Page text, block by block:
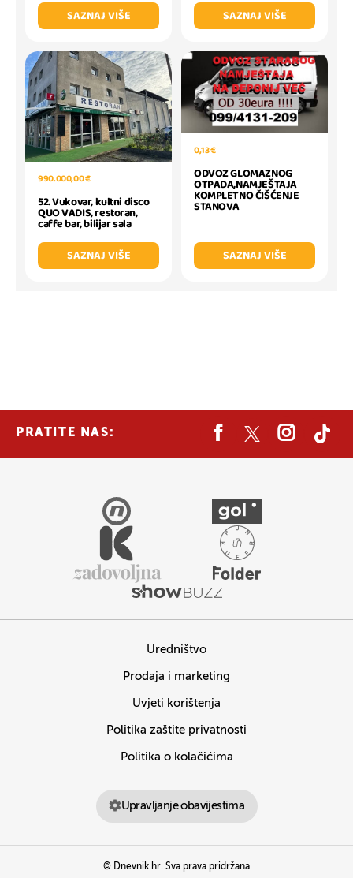
SAZNAJ VIŠE
SAZNAJ VIŠE
990.000,00 €
52. Vukovar, kultni disco
QUO VADIS, restoran,
caffe bar, bilijar sala
SAZNAJ VIŠE
0,13 €
ODVOZ GLOMAZNOG
OTPADA,NAMJEŠTAJA
KOMPLETNO ČIŠĆENJE
STANOVA
SAZNAJ VIŠE
PRATITE NAS:
Uredništvo
Prodaja i marketing
Uvjeti korištenja
Politika zaštite privatnosti
Politika o kolačićima
Upravljanje obavijestima
© Dnevnik.hr. Sva prava pridržana